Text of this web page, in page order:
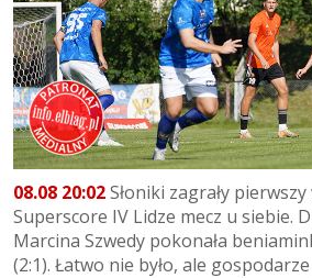
08.08 20:02Słoniki zagrały
Superscore IV Lidze mecz u siebie.
Marcina Szwedy pokonała
(2:1). Łatwo nie było, ale